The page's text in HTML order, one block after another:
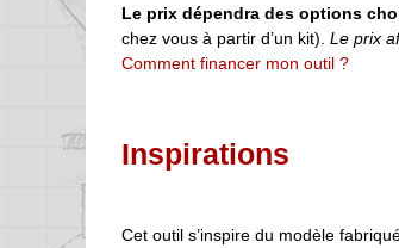
Le prix dépendra des options
chez vous à partir d’un kit). Le prix
Comment financer mon outil ?
Inspirations
Cet outil s’inspire du modèle